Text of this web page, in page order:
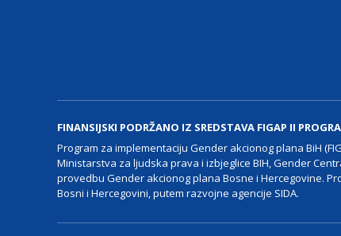
FINANSIJSKI PODRŽANO IZ SREDSTAVA FIGAP II
Program za implementaciju Gender akcionog plana BiH
Ministarstva za ljudska prava i izbjeglice BIH, Gender
provedbu Gender akcionog plana Bosne i Hercegovine.
Bosni i Hercegovini, putem razvojne agencije SIDA.